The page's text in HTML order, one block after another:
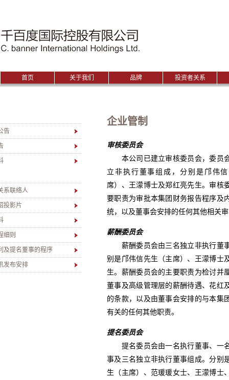
首页 关于我们 品牌 投资者关系
告
系联络人
投影片
细则
及提名董事的程序
发布安排
企业管制
审核委员会
本公司已建立审核委员会，委员
立非执行董事组成，分别是邝伟
席）、王濛博士及郑红亮先生。审核
要职责为审批本集团财务报告程序及
统，以及董事会安排的任何其他相关
薪酬委员会
薪酬委员会由三名独立非执行董
别是邝伟信先生（主席）、王濛博士
生。薪酬委员会的主要职责为检讨并
董事及高级管理层的薪酬待遇、花红
的条款，以及由董事会安排的与本集
有关的任何其他职责。
提名委员会
提名委员会由一名执行董事、一
事及三名独立非执行董事组成。分别
生（主席）、范瑗瑗女士、王濛博士